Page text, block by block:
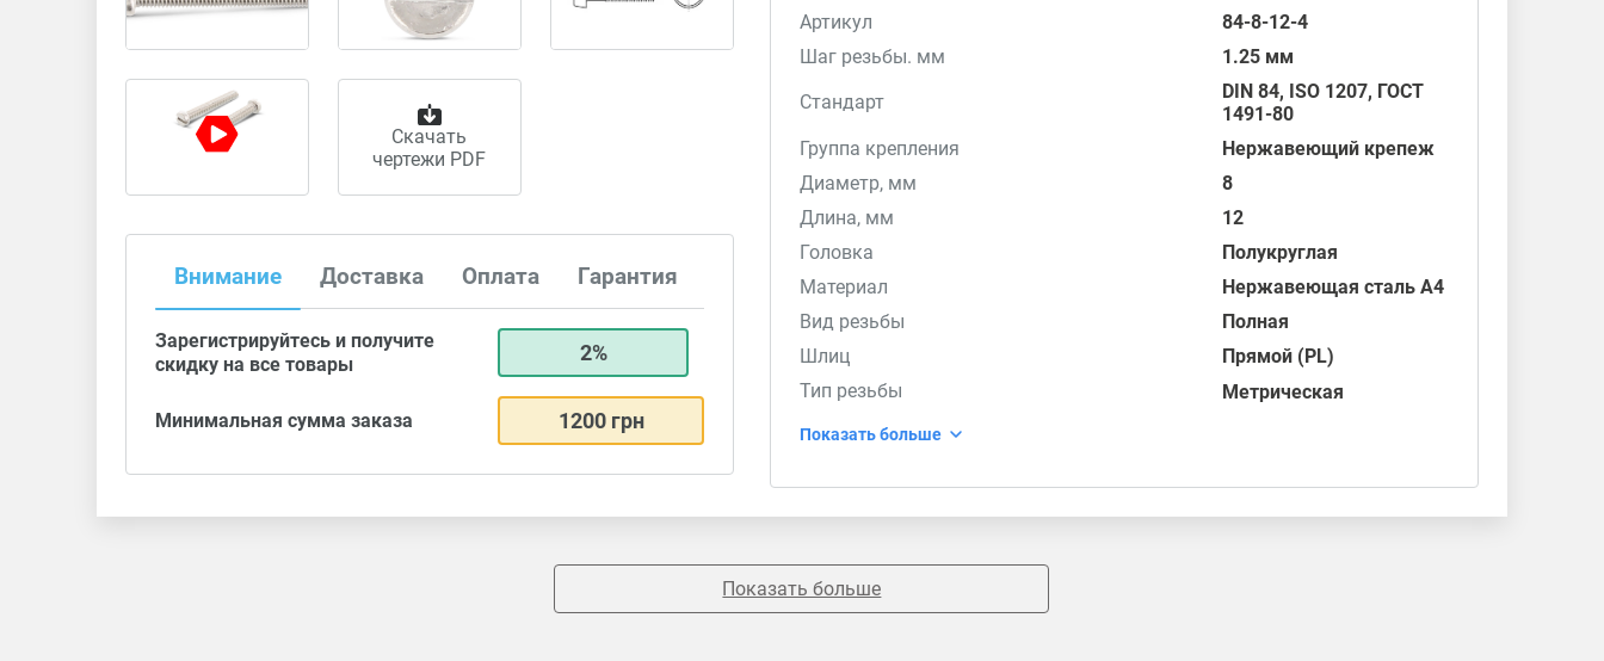
Скачать
чертежи PDF
Внимание Доставка Оплата Гарантия
Зарегистрируйтесь и получите
скидку на все товары
2%
Минимальная сумма заказа 1200 грн
Артикул
84-8-12-4
Шаг резьбы. мм
1.25 мм
Стандарт
DIN 84, ISO 1207, ГОСТ
1491-80
Группа крепления
Нержавеющий крепеж
Диаметр, мм
8
Длина, мм
12
Головка
Полукруглая
Материал
Нержавеющая сталь А4
Вид резьбы
Полная
Шлиц
Прямой (PL)
Тип резьбы
Метрическая
Показать больше
Показать больше